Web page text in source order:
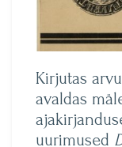
Kirjutas
avaldas
uurimused